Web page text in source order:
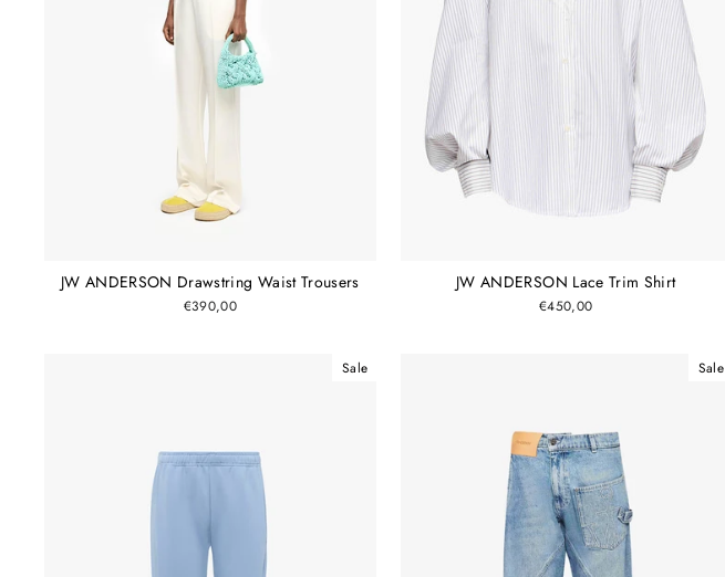
JW ANDERSON Drawstring Waist Trousers
€390,00
JW ANDERSON Lace Trim Shirt
€450,00
Sale Sale